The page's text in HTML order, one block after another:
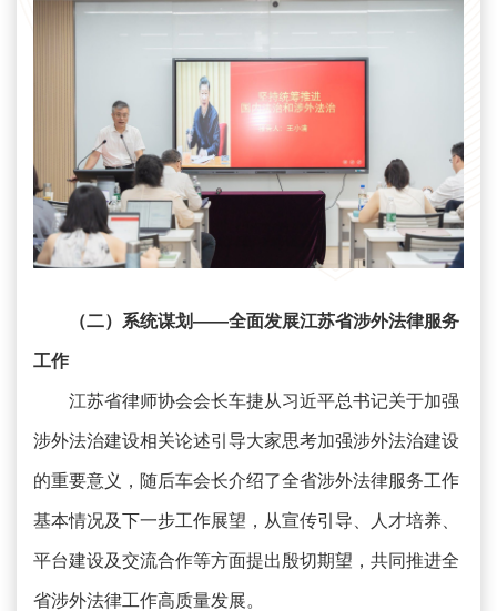
（二）系统谋划——全面发展江苏省涉外法律服务
工作
江苏省律师协会会长车捷从习近平总书记关于加强
涉外法治建设相关论述引导大家思考加强涉外法治建设
的重要意义，随后车会长介绍了全省涉外法律服务工作
基本情况及下一步工作展望，从宣传引导、人才培养、
平台建设及交流合作等方面提出殷切期望，共同推进全
省涉外法律工作高质量发展。